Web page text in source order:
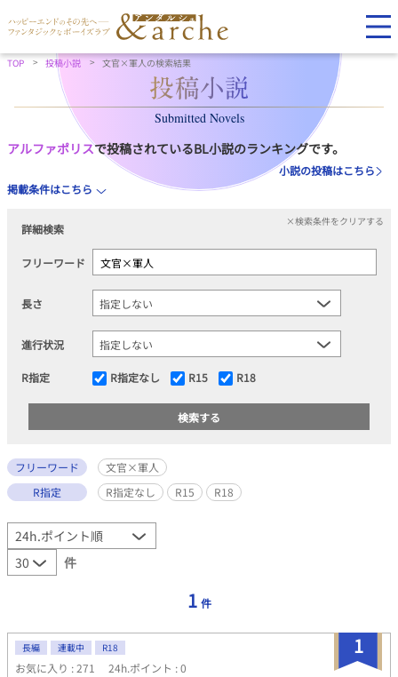
TOP 投稿小説 文官×軍人の検索結果
Submitted Novels
アルファポリスで投稿されているBL小説のランキングです。
小説の投稿はこちら
掲載条件はこちら
詳細検索
×検索条件をクリアする
フリーワード
長さ
進行状況
R指定 R指定なし R15 R18
フリーワード
文官×軍人
R指定
R指定なし R15 R18
件
1 件
1
長編 連載中 R18
お気に入り : 271 24h.ポイント : 0